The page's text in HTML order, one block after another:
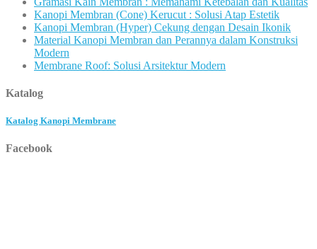
Kanopi Membran (Cone) Kerucut : Solusi Atap Estetik
Kanopi Membran (Hyper) Cekung dengan Desain Ikonik
Material Kanopi Membran dan Perannya dalam Konstruksi
Modern
Membrane Roof: Solusi Arsitektur Modern
Katalog
Katalog Kanopi Membrane
Facebook